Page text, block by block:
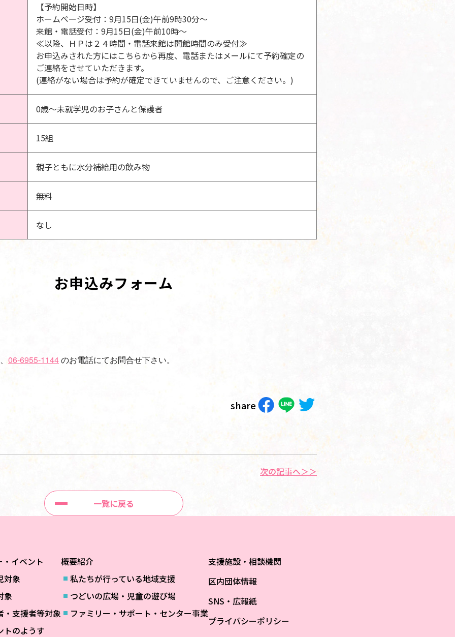
【予約開始日時】
ホームページ受付：9月15日(金)午前9時30分～
来館・電話受付：9月15日(金)午前10時～
≪以降、ＨＰは２４時間・電話来館は開館時間のみ受付≫
お申込みされた方にはこちらから再度、電話またはメールにて予約確定の
ご連絡をさせていただきます。
(連絡がない場合は予約が確定できていませんので、ご注意ください。)
0歳～未就学児のお子さんと保護者
15組
親子ともに水分補給用の飲み物
無料
なし
お申込みフォーム
06-6955-1144のお電話にてお問合せ下さい。
share
一覧に戻る
次の記事へ＞＞
イベント
対象
象
・支援者等対象
トのようす
概要紹介
私たちが行っている地域支援
つどいの広場・児童の遊び場
ファミリー・サポート・センター事業
支援施設・相談機関
区内団体情報
SNS・広報紙
プライバシーポリシー